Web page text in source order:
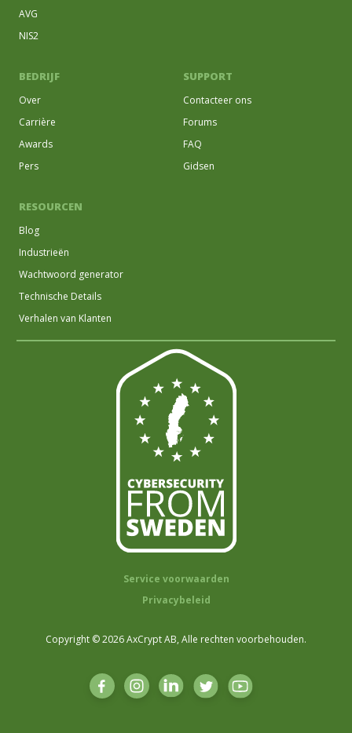
AVG
NIS2
BEDRIJF
Over
Carrière
Awards
Pers
SUPPORT
Contacteer ons
Forums
FAQ
Gidsen
RESOURCEN
Blog
Industrieën
Wachtwoord generator
Technische Details
Verhalen van Klanten
Service voorwaarden
Privacybeleid
Copyright © 2026 AxCrypt AB, Alle rechten voorbehouden.